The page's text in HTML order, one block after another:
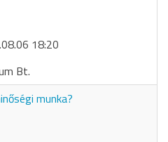
18:20
Bt.
munka?